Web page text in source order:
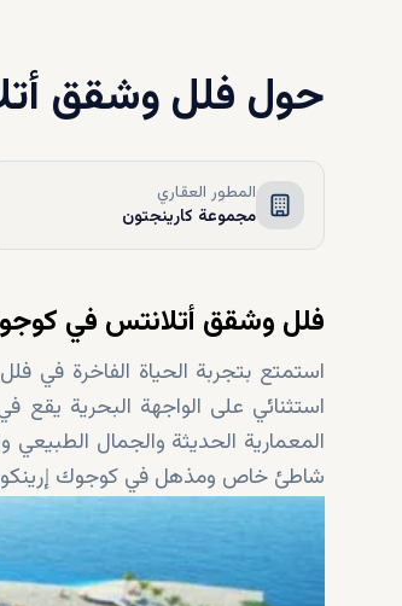
حول فلل وشقق
المطور العقاري
مجموعة كارينجتون
فلل وشقق أتلانتس في
استثنائي على الواجهة البحرية
المعمارية الحديثة والجمال
شاطئ خاص ومذهل في كوجوك